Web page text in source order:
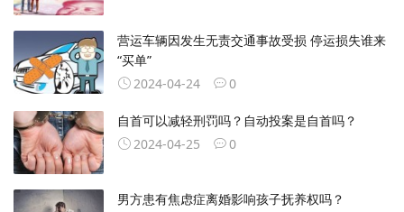
营运车辆因发生无责交通事故受损 停运损失谁来
“买单”
2024-04-24
0
自首可以减轻刑罚吗？自动投案是自首吗？
2024-04-25
0
男方患有焦虑症离婚影响孩子抚养权吗？